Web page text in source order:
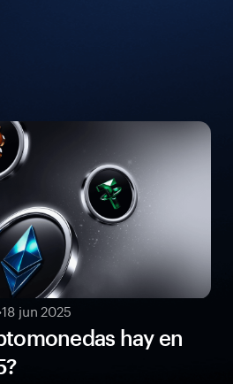
18 jun 2025
hay en